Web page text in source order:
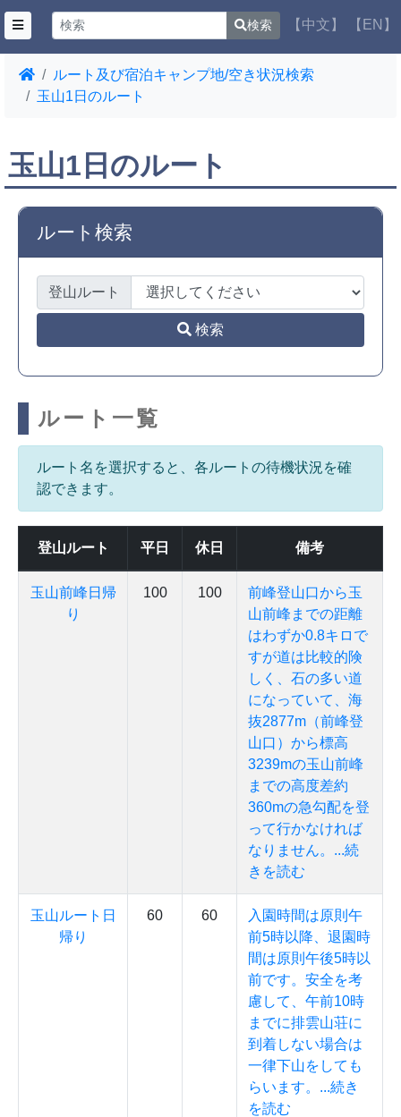
検索 【中文】 【EN】
ルート及び宿泊キャンプ地/空き状況検索
玉山1日のルート
玉山1日のルート
ルート検索
登山ルート
検索
ルート一覧
ルート名を選択すると、各ルートの待機状況を確
認できます。
登山ルート 平日 休日 備考
玉山前峰日帰
り
100 100
前峰登山口から玉
山前峰までの距離
はわずか0.8キロで
すが道は比較的険
しく、石の多い道
になっていて、海
抜2877m（前峰登
山口）から標高
3239mの玉山前峰
までの高度差約
360mの急勾配を登
って行かなければ
なりません。...続
きを読む
玉山ルート日
帰り
60 60
入園時間は原則午
前5時以降、退園時
間は原則午後5時以
前です。安全を考
慮して、午前10時
までに排雲山荘に
到着しない場合は
一律下山をしても
らいます。...続き
を読む